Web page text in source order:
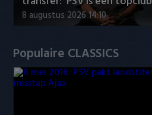
8 augustus 2026 14:10
Populaire CLASSICS